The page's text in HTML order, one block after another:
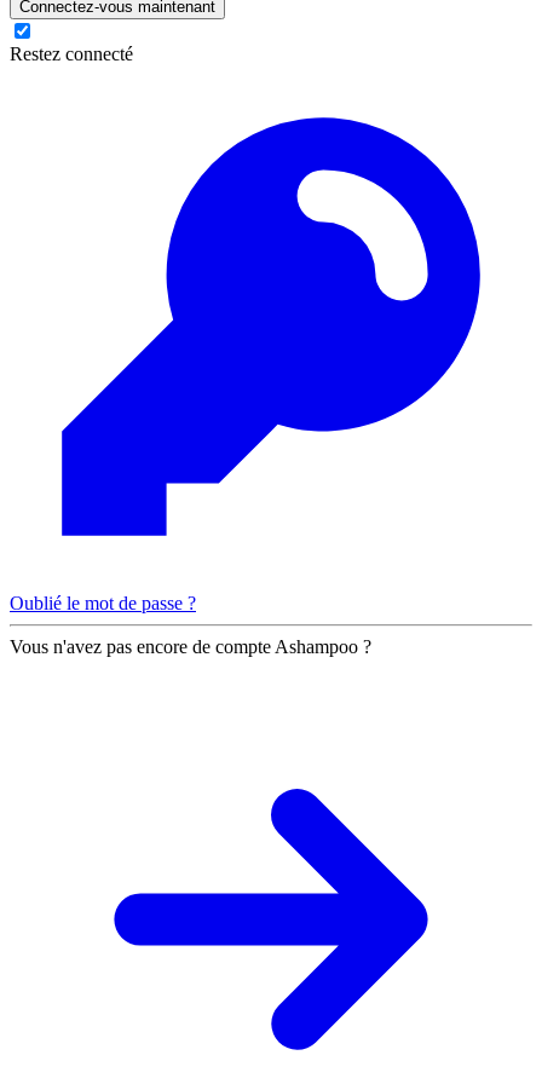
Connectez-vous maintenant
Restez connecté
Oublié le mot de passe ?
Vous n'avez pas encore de compte Ashampoo ?